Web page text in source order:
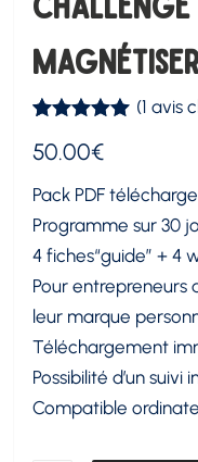
sur 5
notation
(1 avis
50.00€
Pack PDF
Programme sur 30
4 fiches“guide” + 4
Pour entrepreneurs
leur marque
Téléchargement
Possibilité d’un
Compatible